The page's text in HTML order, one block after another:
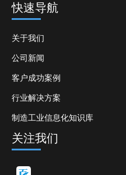
快速导航
关于我们
公司新闻
客户成功案例
行业解决方案
制造工业信息化知识库
关注我们